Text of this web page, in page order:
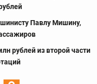
Павлу Мишину,
рублей из второй части